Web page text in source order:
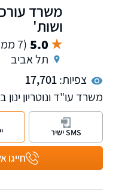
משרד עורכי
ושות'
5.0 (7 ממליצים)
תל אביב
צפיות:17,701
משרד עו"ד ונוטריון
המובילים בתחומו.
אזרחי-מסחרי-מקרקעין,
ולקוחות פרטיים.
משרדנו ממוקם
ונותן את שירותיו בכל
חייגו
SMS ישיר